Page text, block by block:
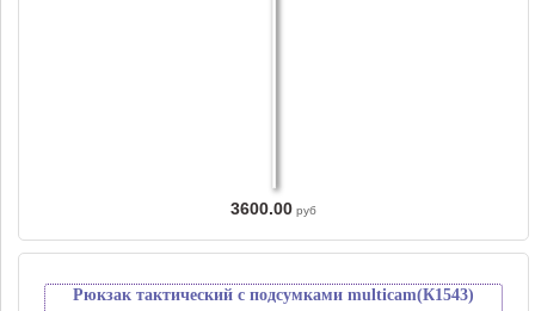
3600.00 руб
Рюкзак тактический с подсумками multicam(К1543)